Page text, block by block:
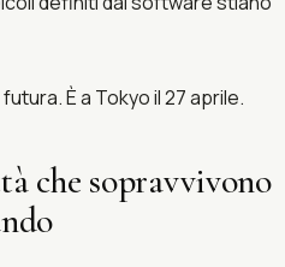
È a Tokyo il 27 aprile.
che sopravvivono